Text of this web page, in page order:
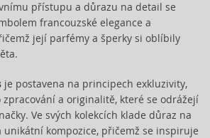
přístupu a důrazu na detail se
francouzské elegance a
její parfémy a šperky si oblíbily
je postavena na principech exkluzivity,
a originalitě, které se odrážejí
Ve svých kolekcích klade důraz na
kompozice, přičemž se inspiruje